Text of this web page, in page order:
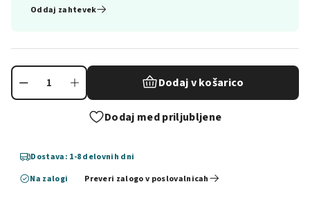
Oddaj zahtevek
Dodaj v košarico
Dodaj med priljubljene
Dostava: 1-8 delovnih dni
Na zalogi
Preveri zalogo v poslovalnicah